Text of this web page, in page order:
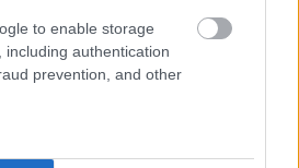
to enable storage
including authentication
prevention, and other